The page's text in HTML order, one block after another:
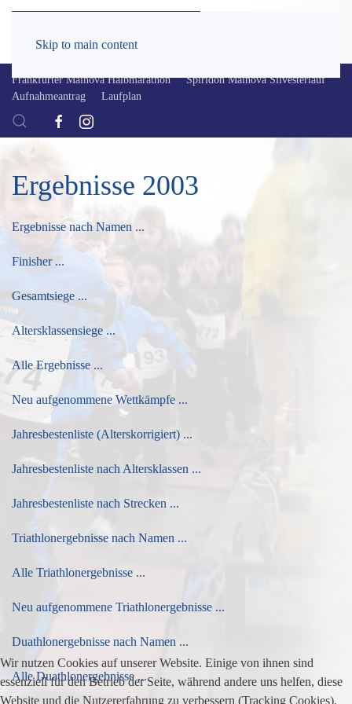
Skip to main content
Frankfurter Mainova Halbmarathon
Spiridon Mainova Silvesterlauf
Aufnahmeantrag
Laufplan
Ergebnisse 2003
Ergebnisse nach Namen ...
Finisher ...
Gesamtsiege ...
Altersklassensiege ...
Alle Ergebnisse ...
Neu aufgenommene Wettkämpfe ...
Jahresbestenliste (Alterskorrigiert) ...
Jahresbestenliste nach Altersklassen ...
Jahresbestenliste nach Strecken ...
Triathlonergebnisse nach Namen ...
Alle Triathlonergebnisse ...
Neu aufgenommene Triathlonergebnisse ...
Duathlonergebnisse nach Namen ...
Alle Duathlonergebnisse ...
Wir nutzen Cookies auf unserer Website. Einige von ihnen sind
essenziell für den Betrieb der Seite, während andere uns helfen, diese
Website und die Nutzererfahrung zu verbessern (Tracking Cookies).